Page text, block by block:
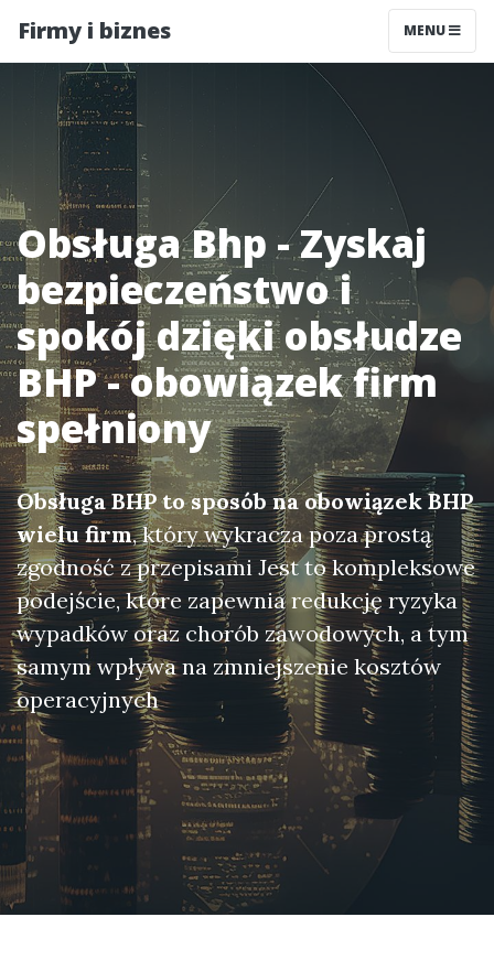
Firmy i biznes MENU
Obsługa Bhp - Zyskaj
bezpieczeństwo i
spokój dzięki obsłudze
BHP - obowiązek firm
spełniony
Obsługa BHP to sposób na obowiązek BHP
wielu firm, który wykracza poza prostą
zgodność z przepisami Jest to kompleksowe
podejście, które zapewnia redukcję ryzyka
wypadków oraz chorób zawodowych, a tym
samym wpływa na zmniejszenie kosztów
operacyjnych